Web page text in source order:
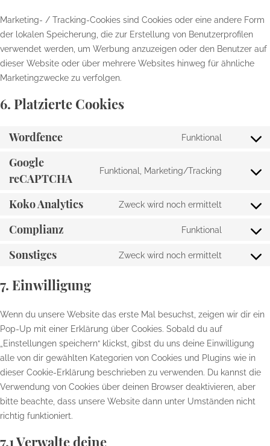
Marketing- / Tracking-Cookies sind Cookies oder eine andere Form
der lokalen Speicherung, die zur Erstellung von Benutzerprofilen
verwendet werden, um Werbung anzuzeigen oder den Benutzer auf
dieser Website oder über mehrere Websites hinweg für ähnliche
Marketingzwecke zu verfolgen.
6. Platzierte Cookies
Wordfence Funktional
Consent
service
Google
reCAPTCHA
Funktional, Marketing/Tracking
Consent
service
recaptcha
Koko Analytics Zweck wird noch ermittelt
Consent
koko-
Complianz Funktional
Consent
Sonstiges Zweck wird noch ermittelt
Consent
7. Einwilligung
Wenn du unsere Website das erste Mal besuchst, zeigen wir dir ein
Pop-Up mit einer Erklärung über Cookies. Sobald du auf
„Einstellungen speichern“ klickst, gibst du uns deine Einwilligung
alle von dir gewählten Kategorien von Cookies und Plugins wie in
dieser Cookie-Erklärung beschrieben zu verwenden. Du kannst die
Verwendung von Cookies über deinen Browser deaktivieren, aber
bitte beachte, dass unsere Website dann unter Umständen nicht
richtig funktioniert.
7.1 Verwalte deine